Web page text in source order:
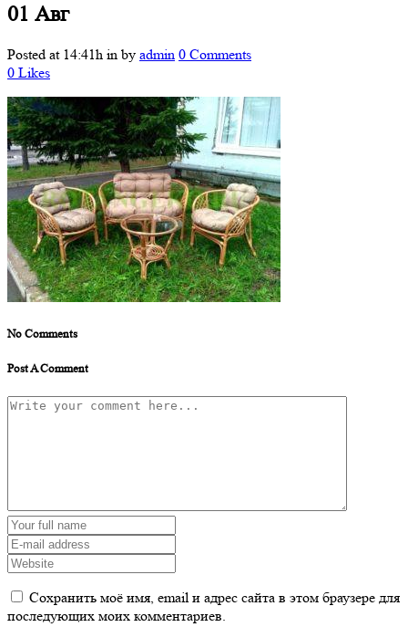
01 Авг
Posted at 14:41h in by admin 0 Comments
0 Likes
No Comments
Post A Comment
Сохранить моё имя, email и адрес сайта в этом браузере для
последующих моих комментариев.